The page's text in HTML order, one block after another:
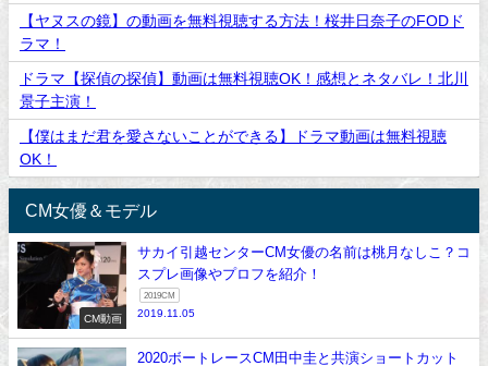
【ヤヌスの鏡】の動画を無料視聴する方法！桜井日奈子のFODド
ラマ！
ドラマ【探偵の探偵】動画は無料視聴OK！感想とネタバレ！北川
景子主演！
【僕はまだ君を愛さないことができる】ドラマ動画は無料視聴
OK！
CM女優＆モデル
CM動画
サカイ引越センターCM女優の名前は桃月なしこ？コ
スプレ画像やプロフを紹介！
2019CM
2019.11.05
2020ボートレースCM田中圭と共演ショートカット